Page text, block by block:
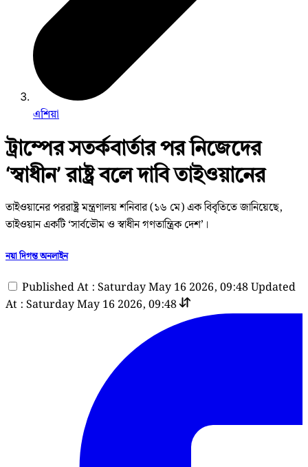
এশিয়া
ট্রাম্পের সতর্কবার্তার পর নিজেদের
‘স্বাধীন’ রাষ্ট্র বলে দাবি তাইওয়ানের
তাইওয়ানের পররাষ্ট্র মন্ত্রণালয় শনিবার (১৬ মে) এক বিবৃতিতে জানিয়েছে,
তাইওয়ান একটি ‘সার্বভৌম ও স্বাধীন গণতান্ত্রিক দেশ’।
নয়া দিগন্ত অনলাইন
Published At : Saturday May 16 2026, 09:48Updated
At : Saturday May 16 2026, 09:48